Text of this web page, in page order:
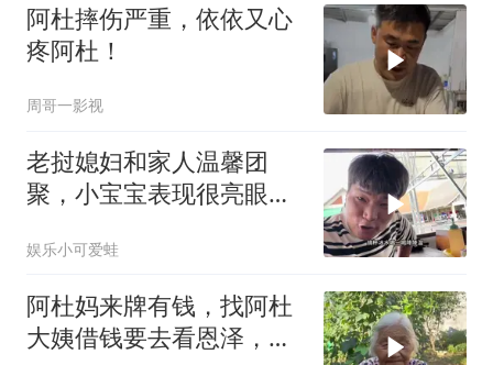
阿杜摔伤严重，依依又心
疼阿杜！
周哥一影视
老挝媳妇和家人温馨团
聚，小宝宝表现很亮眼，
娱乐小可爱蛙
阿杜妈来牌有钱，找阿杜
大姨借钱要去看恩泽，看